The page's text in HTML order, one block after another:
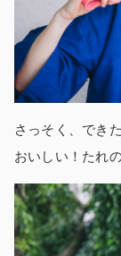
さっそく、でき
おいしい！たれ